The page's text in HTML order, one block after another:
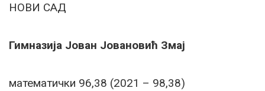
НОВИ САД
Гимназија Јован Јовановић Змај
математички 96,38 (2021 – 98,38)